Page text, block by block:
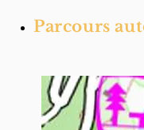
Parcours
Parcours